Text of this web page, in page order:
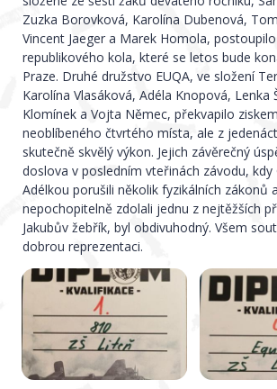
Zuzka Borovková, Karolína Dubenová,
Vincent Jaeger a Marek Homola,
republikového kola, které se letos bude
Praze. Druhé družstvo EUQA, ve složení
Karolína Vlasáková, Adéla Knopová, Lenka
Klomínek a Vojta Němec, překvapilo
neoblíbeného čtvrtého místa, ale z
skutečně skvělý výkon. Jejich závěrečný
doslova v posledním vteřinách závodu, kdy
Adélkou porušili několik fyzikálních zákonů
nepochopitelně zdolali jednu z nejtěžších
Jakubův žebřík, byl obdivuhodný. Všem
dobrou reprezentaci.